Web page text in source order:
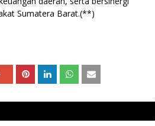
Sumatera Barat.(**)